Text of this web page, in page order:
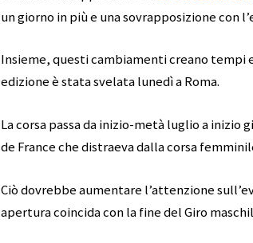
un giorno in più e una sovrapposizione con
Insieme, questi cambiamenti creano tempi
edizione è stata svelata lunedì a Roma.
La corsa passa da inizio-metà luglio a
de France che distraeva dalla corsa
Ciò dovrebbe aumentare l’attenzione
apertura coincida con la fine del Giro